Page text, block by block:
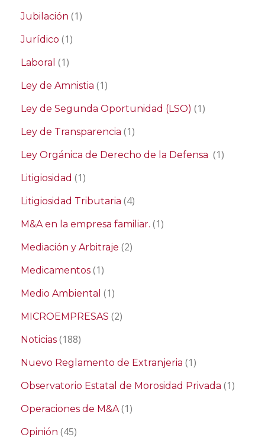
Jubilación (1)
Jurídico (1)
Laboral (1)
Ley de Amnistia (1)
Ley de Segunda Oportunidad (LSO) (1)
Ley de Transparencia (1)
Ley Orgánica de Derecho de la Defensa (1)
Litigiosidad (1)
Litigiosidad Tributaria (4)
M&A en la empresa familiar. (1)
Mediación y Arbitraje (2)
Medicamentos (1)
Medio Ambiental (1)
MICROEMPRESAS (2)
Noticias (188)
Nuevo Reglamento de Extranjeria (1)
Observatorio Estatal de Morosidad Privada (1)
Operaciones de M&A(1)
Opinión (45)